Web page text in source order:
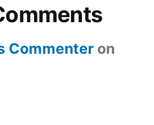
Commenter on